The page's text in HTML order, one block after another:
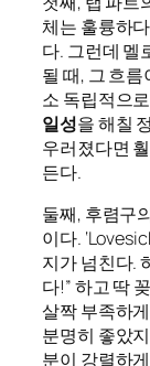
체는 훌륭하
다. 그런데 멜
될 때, 그 흐
소 독립적으
일성을 해칠
우러졌다면
든다.
둘째, 후렴구
이다.
지가 넘친다.
다!” 하고 딱
살짝 부족하
분명히 좋았
분이 강렬하